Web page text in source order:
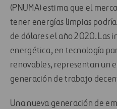
(PNUMA) estima que el
tener energías limpias
de dólares el año 2020. Las
energética, en tecnología
renovables, representan un
generación de trabajo
Una nueva generación de